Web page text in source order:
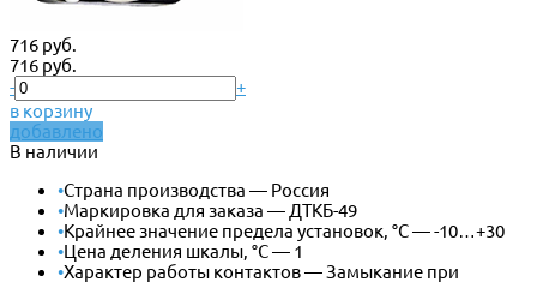
716 руб.
716 руб.
-
+
в корзину
добавлено
В наличии
•Страна производства — Россия
•Маркировка для заказа — ДТКБ-49
•Крайнее значение предела установок, °С — -10…+30
•Цена деления шкалы, °С — 1
•Характер работы контактов — Замыкание при